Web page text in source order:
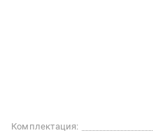
Комплектация: